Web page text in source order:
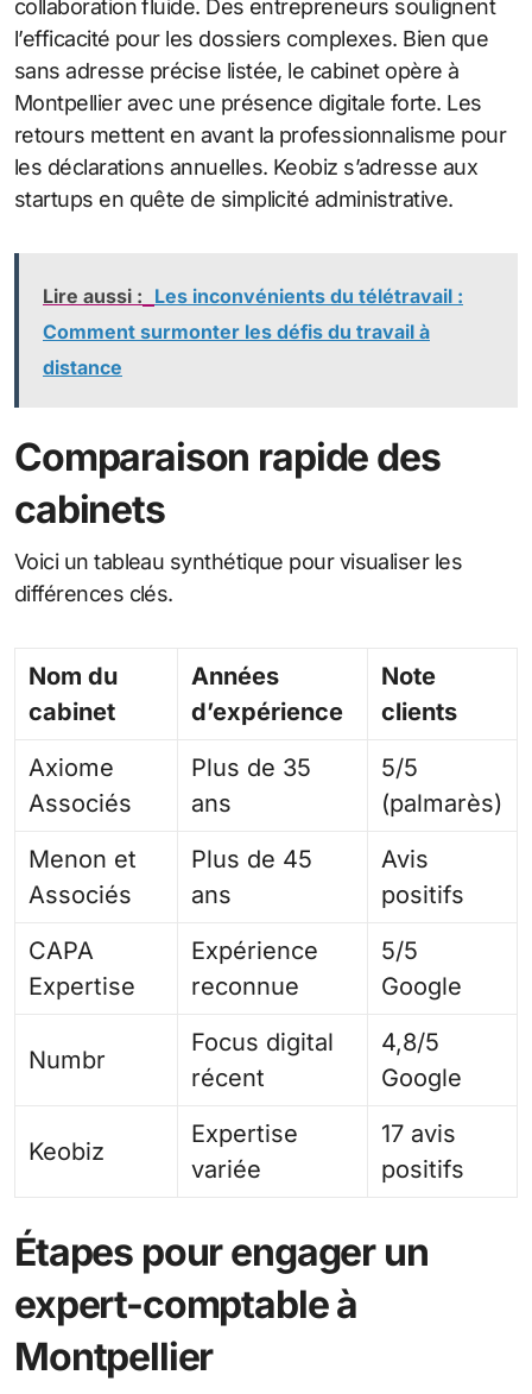
collaboration fluide. Des entrepreneurs soulignent
l’efficacité pour les dossiers complexes. Bien que
sans adresse précise listée, le cabinet opère à
Montpellier avec une présence digitale forte. Les
retours mettent en avant la professionnalisme pour
les déclarations annuelles. Keobiz s’adresse aux
startups en quête de simplicité administrative.
Lire aussi : Les inconvénients du télétravail :
Comment surmonter les défis du travail à
distance
Comparaison rapide des
cabinets
Voici un tableau synthétique pour visualiser les
différences clés.
Nom du
cabinet
Années
d’expérience
Note
clients
Axiome
Associés
Plus de 35
ans
5/5
(palmarès)
Menon et
Associés
Plus de 45
ans
Avis
positifs
CAPA
Expertise
Expérience
reconnue
5/5
Google
Numbr
Focus digital
récent
4,8/5
Google
Keobiz
Expertise
variée
17 avis
positifs
Étapes pour engager un
expert-comptable à
Montpellier